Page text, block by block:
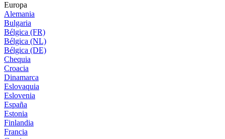
Europa
Alemania
Bulgaria
Bélgica (FR)
Bélgica (NL)
Bélgica (DE)
Chequia
Croacia
Dinamarca
Eslovaquia
Eslovenia
España
Estonia
Finlandia
Francia